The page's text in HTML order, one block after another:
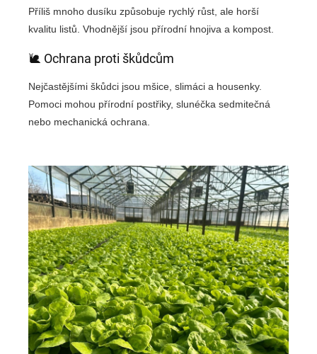
Příliš mnoho dusíku způsobuje rychlý růst, ale horší
kvalitu listů. Vhodnější jsou přírodní hnojiva a kompost.
🐌 Ochrana proti škůdcům
Nejčastějšími škůdci jsou mšice, slimáci a housenky.
Pomoci mohou přírodní postřiky, slunéčka sedmitečná
nebo mechanická ochrana.